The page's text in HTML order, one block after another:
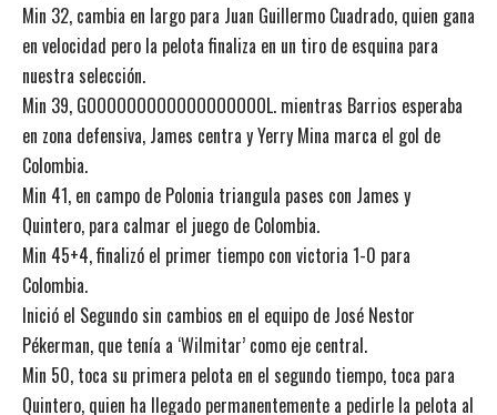
Min 32, cambia en largo para Juan Guillermo Cuadrado, quien gana
en velocidad pero la pelota finaliza en un tiro de esquina para
nuestra selección.
Min 39, GOOOOOOOOOOOOOOOOOOL. mientras Barrios esperaba
en zona defensiva, James centra y Yerry Mina marca el gol de
Colombia.
Min 41, en campo de Polonia triangula pases con James y
Quintero, para calmar el juego de Colombia.
Min 45+4, finalizó el primer tiempo con victoria 1-0 para
Colombia.
Inició el Segundo sin cambios en el equipo de José Nestor
Pékerman, que tenía a ‘Wilmitar’ como eje central.
Min 50, toca su primera pelota en el segundo tiempo, toca para
Quintero, quien ha llegado permanentemente a pedirle la pelota al